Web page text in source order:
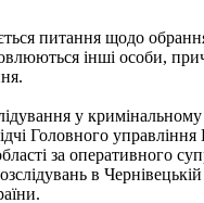
питання щодо
інші особи,
у
Головного управління
за оперативного
в